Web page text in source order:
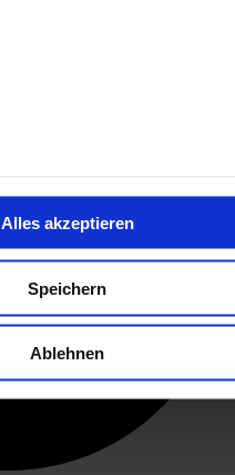
Alles akzeptieren
Speichern
Ablehnen